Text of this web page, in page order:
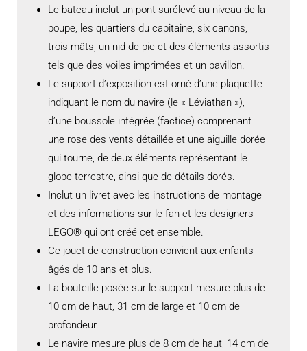
Le bateau inclut un pont surélevé au niveau de la
poupe, les quartiers du capitaine, six canons,
trois mâts, un nid-de-pie et des éléments assortis
tels que des voiles imprimées et un pavillon.
Le support d’exposition est orné d’une plaquette
indiquant le nom du navire (le « Léviathan »),
d’une boussole intégrée (factice) comprenant
une rose des vents détaillée et une aiguille dorée
qui tourne, de deux éléments représentant le
globe terrestre, ainsi que de détails dorés.
Inclut un livret avec les instructions de montage
et des informations sur le fan et les designers
LEGO® qui ont créé cet ensemble.
Ce jouet de construction convient aux enfants
âgés de 10 ans et plus.
La bouteille posée sur le support mesure plus de
10 cm de haut, 31 cm de large et 10 cm de
profondeur.
Le navire mesure plus de 8 cm de haut, 14 cm de